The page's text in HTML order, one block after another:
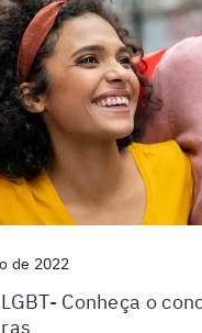
de 2022
Conheça o